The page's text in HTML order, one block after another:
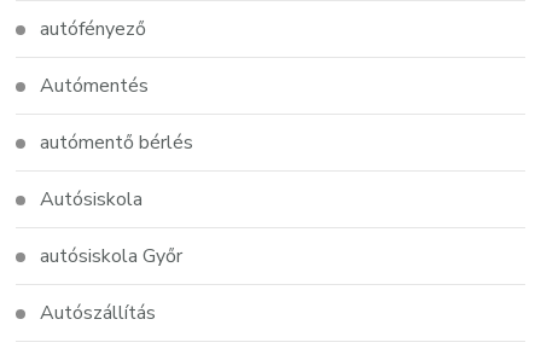
autófényező
Autómentés
autómentő bérlés
Autósiskola
autósiskola Győr
Autószállítás